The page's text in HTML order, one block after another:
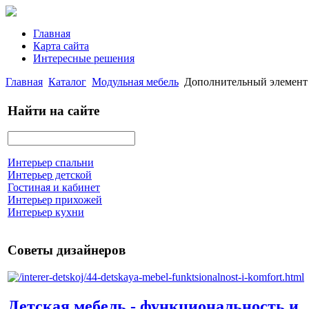
Главная
Карта сайта
Интересные решения
Главная Каталог Модульная мебель Дополнительный
Найти на сайте
Интерьер спальни
Интерьер детской
Гостиная и кабинет
Интерьер прихожей
Интерьер кухни
Советы дизайнеров